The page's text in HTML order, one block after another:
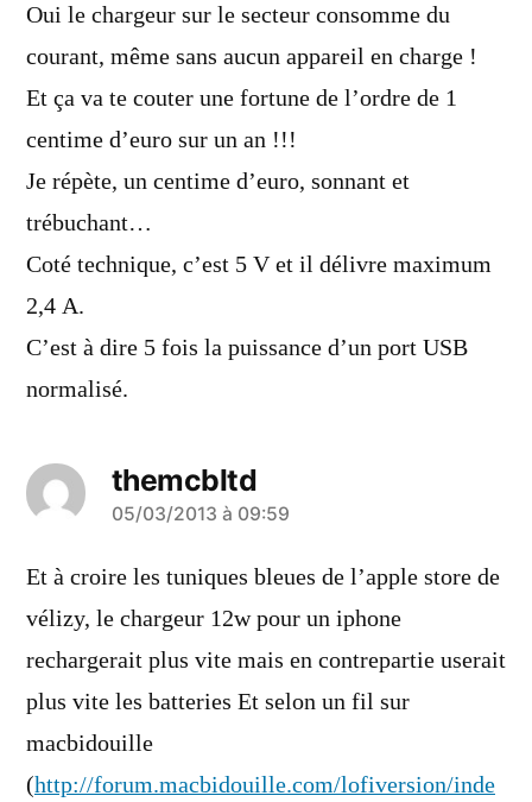
Oui le chargeur sur le secteur consomme du
courant, même sans aucun appareil en charge !
Et ça va te couter une fortune de l’ordre de 1
centime d’euro sur un an !!!
Je répète, un centime d’euro, sonnant et
trébuchant…
Coté technique, c’est 5 V et il délivre maximum
2,4 A.
C’est à dire 5 fois la puissance d’un port USB
normalisé.
themcbltd
a
dit :
05/03/2013 à 09:59
Et à croire les tuniques bleues de l’apple store de
vélizy, le chargeur 12w pour un iphone
rechargerait plus vite mais en contrepartie userait
plus vite les batteries Et selon un fil sur
macbidouille
(http://forum.macbidouille.com/lofiversion/inde